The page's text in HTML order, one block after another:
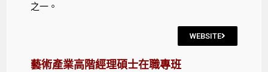
之一。
WEBSITE
藝術產業高階經理碩士在職專班